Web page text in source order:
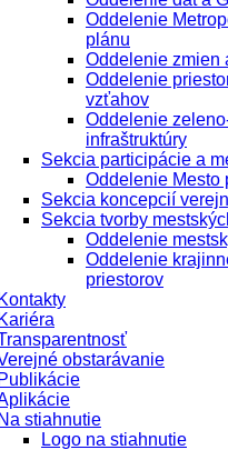
Oddelenie
plánu
Oddelenie zmien
Oddelenie
vzťahov
Oddelenie
infraštruktúry
Sekcia participácie a
Oddelenie Mesto
Sekcia koncepcií
Sekcia tvorby
Oddelenie
Oddelenie
priestorov
Kontakty
Kariéra
obstarávanie
Publikácie
Na stiahnutie
Logo na stiahnutie